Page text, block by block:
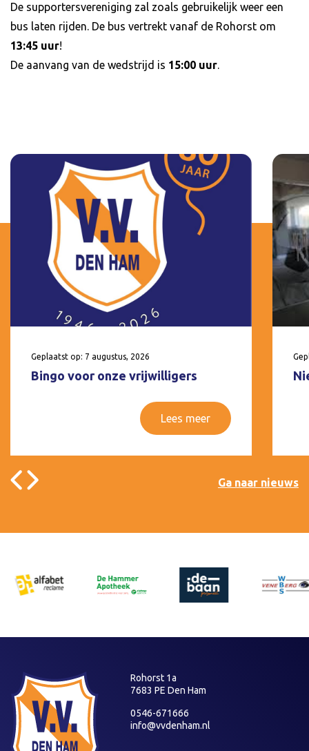
De supportersvereniging zal zoals gebruikelijk weer een
bus laten rijden. De bus vertrekt vanaf de Rohorst om
13:45 uur!
De aanvang van de wedstrijd is 15:00 uur.
Geplaatst op: 7 augustus, 2026
Bingo voor onze vrijwilligers
Lees meer
Ga naar nieuws
Rohorst 1a
7683 PE Den Ham
0546-671666
info@vvdenham.nl